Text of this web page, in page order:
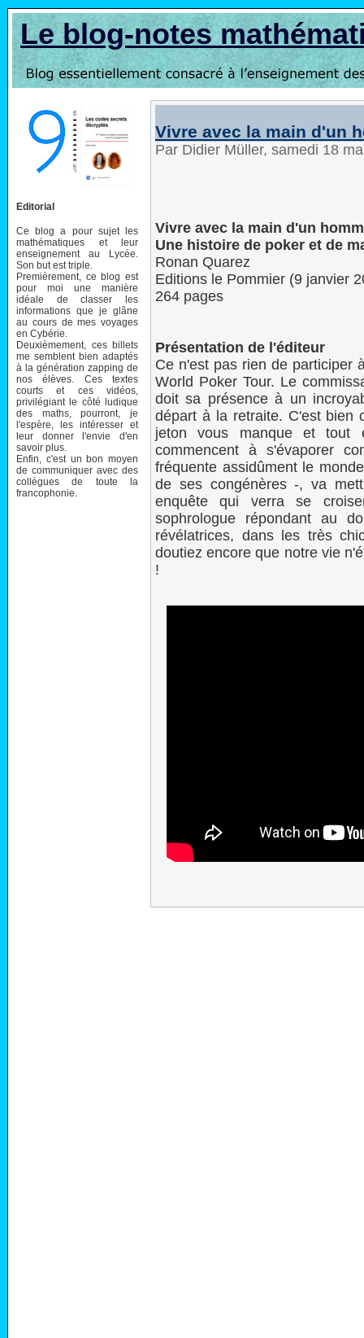
Le blog-notes
Editorial
Ce blog a pour sujet les
mathématiques et leur
enseignement au Lycée.
Son but est triple.
Premièrement, ce blog est
pour moi une manière
idéale de classer les
informations que je glâne
au cours de mes voyages
en Cybérie.
Deuxièmement, ces billets
me semblent bien adaptés
à la génération zapping de
nos élèves. Ces textes
courts et ces vidéos,
privilégiant le côté ludique
des maths, pourront, je
l'espère, les intéresser et
leur donner l'envie d'en
savoir plus.
Enfin, c'est un bon moyen
de communiquer avec des
collègues de toute la
francophonie.
Vivre avec la main d'un
Par Didier Müller, samedi 18
Vivre avec la main d'un
Une histoire de poker et de
Ronan Quarez
Editions le Pommier (9 janvier
264 pages
Présentation de l'éditeur
Ce n'est pas rien de participer
World Poker Tour. Le
doit sa présence à un
départ à la retraite. C'est bien
jeton vous manque et tout
commencent à s'évaporer
fréquente assidûment le
de ses congénères -, va
enquête qui verra se
sophrologue répondant au
révélatrices, dans les très
doutiez encore que notre vie
!